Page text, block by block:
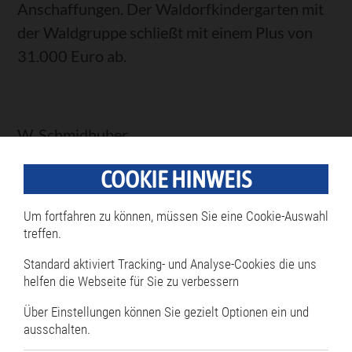
Anschaffungen. Der Waldorfkindergarten mit
der Waldgruppe schließt mit einem Plus von
31.000 Euro ab.
W. Schmidhuber
Zurück
Navigation
Bürgermeister
COOKIE HINWEIS
Um fortfahren zu können, müssen Sie eine Cookie-Auswahl
treffen.
Standard aktiviert Tracking- und Analyse-Cookies die uns
helfen die Webseite für Sie zu verbessern
Über Einstellungen können Sie gezielt Optionen ein und
ausschalten.